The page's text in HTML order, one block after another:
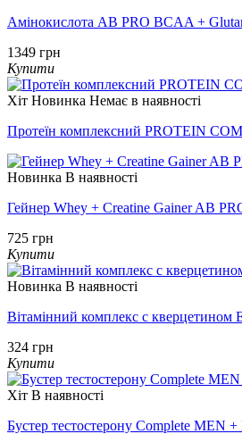
Амінокислота AB PRO BCAA +
1349 грн
Купити
Хіт Новинка Немає в наявності
Протеїн комплексний PROTEIN
Новинка В наявності
Гейнер Whey + Creatine Gainer AB
725 грн
Купити
Новинка В наявності
Вітамінний комплекс с кверцетином
324 грн
Купити
Хіт В наявності
Бустер тестостерону Complete MEN